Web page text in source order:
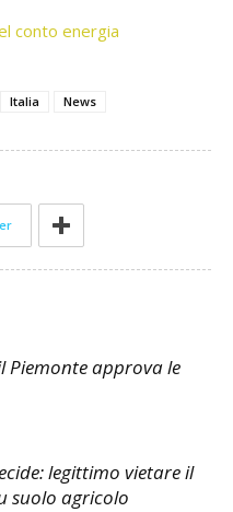
conto energia
Italia News
Piemonte approva le
legittimo vietare il
suolo agricolo